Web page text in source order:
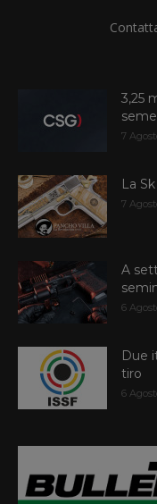
3,25
7
La
7
A
6
Due
tiro
6